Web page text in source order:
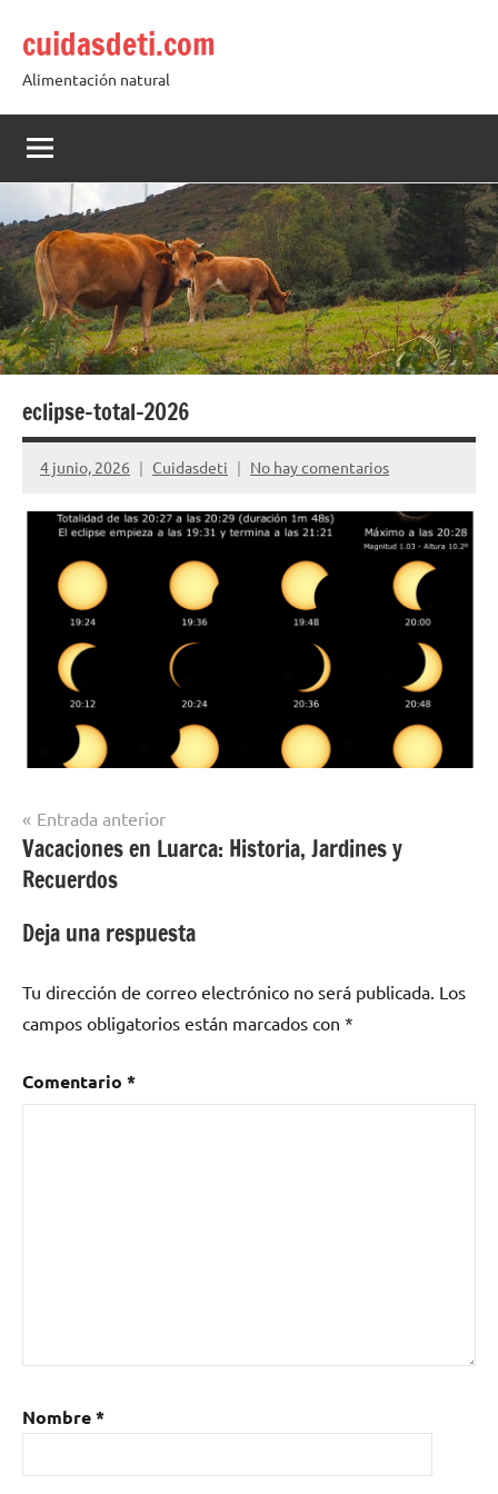
contenido
cuidasdeti.com
Alimentación natural
eclipse-total-2026
4 junio, 2026 Cuidasdeti No hay comentarios
Navegación
de
entradas
Entrada anterior
Vacaciones en Luarca: Historia, Jardines y
Recuerdos
Deja una respuesta
Tu dirección de correo electrónico no será publicada. Los
campos obligatorios están marcados con *
Comentario *
Nombre*